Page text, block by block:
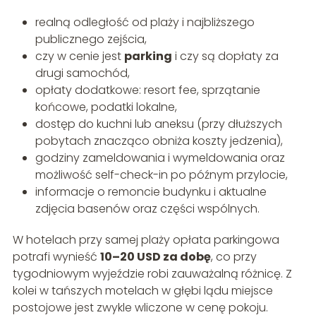
realną odległość od plaży i najbliższego
publicznego zejścia,
czy w cenie jest parking i czy są dopłaty za
drugi samochód,
opłaty dodatkowe: resort fee, sprzątanie
końcowe, podatki lokalne,
dostęp do kuchni lub aneksu (przy dłuższych
pobytach znacząco obniża koszty jedzenia),
godziny zameldowania i wymeldowania oraz
możliwość self-check-in po późnym przylocie,
informacje o remoncie budynku i aktualne
zdjęcia basenów oraz części wspólnych.
W hotelach przy samej plaży opłata parkingowa
potrafi wynieść 10–20 USD za dobę, co przy
tygodniowym wyjeździe robi zauważalną różnicę. Z
kolei w tańszych motelach w głębi lądu miejsce
postojowe jest zwykle wliczone w cenę pokoju.